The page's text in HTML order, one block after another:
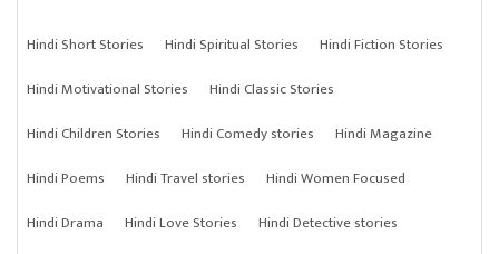
Hindi Short Stories Hindi Spiritual Stories
Hindi Fiction Stories
Hindi Motivational Stories
Hindi Classic Stories
Hindi Children Stories
Hindi Comedy stories
Hindi Magazine
Hindi Poems
Hindi Travel stories
Hindi Women Focused
Hindi Drama
Hindi Love Stories
Hindi Detective stories